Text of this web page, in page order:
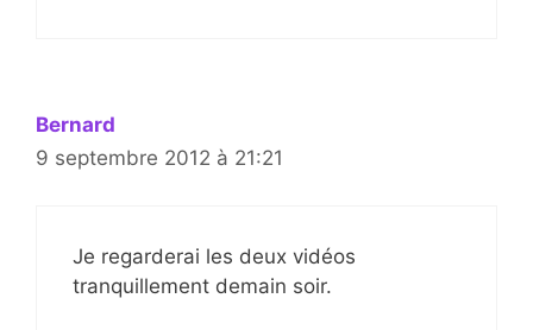
Bernard
9 septembre 2012 à 21:21
Je regarderai les deux vidéos
tranquillement demain soir.